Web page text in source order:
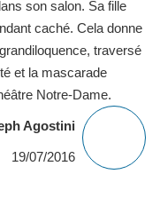
son salon. Sa fille
caché. Cela donne
traversé
et la mascarade
Notre-Dame.
Agostini
19/07/2016